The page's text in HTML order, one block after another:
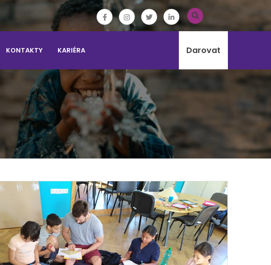
KONTAKTY KARIÉRA Darovat